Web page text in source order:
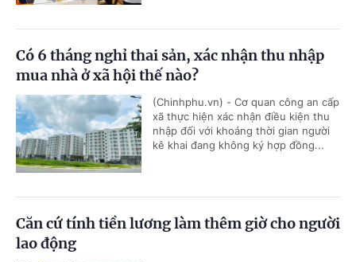
Có 6 tháng nghỉ thai sản, xác nhận thu nhập
mua nhà ở xã hội thế nào?
(Chinhphu.vn) - Cơ quan công an cấp
xã thực hiện xác nhận điều kiện thu
nhập đối với khoảng thời gian người
kê khai đang không ký hợp đồng...
Căn cứ tính tiền lương làm thêm giờ cho người
lao động